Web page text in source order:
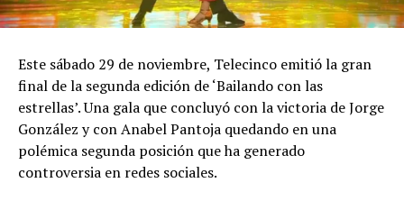
Este sábado 29 de noviembre, Telecinco emitió la gran
final de la segunda edición de ‘Bailando con las
estrellas’. Una gala que concluyó con la victoria de Jorge
González y con Anabel Pantoja quedando en una
polémica segunda posición que ha generado
controversia en redes sociales.